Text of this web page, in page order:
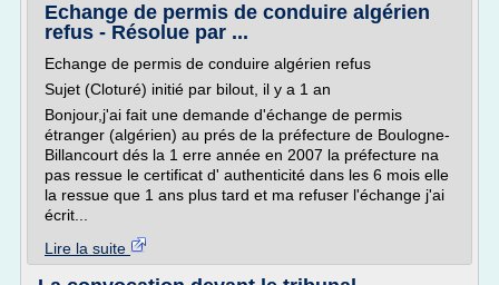
Echange de permis de conduire algérien
refus - Résolue par ...
Echange de permis de conduire algérien refus
Sujet (Cloturé) initié par bilout, il y a 1 an
Bonjour,j'ai fait une demande d'échange de permis
étranger (algérien) au prés de la préfecture de Boulogne-
Billancourt dés la 1 erre année en 2007 la préfecture na
pas ressue le certificat d' authenticité dans les 6 mois elle
la ressue que 1 ans plus tard et ma refuser l'échange j'ai
écrit...
Lire la suite